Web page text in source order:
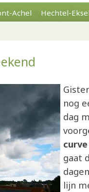
Achel Hechtel-
nog
dag
gaat
lijn